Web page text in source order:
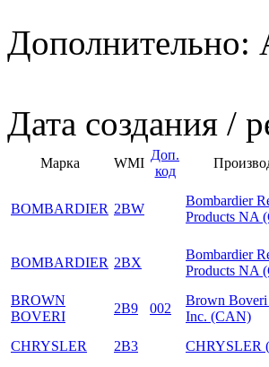
Дополнительно:
Дата создания /
Марка WMI
Доп.
код
BOMBARDIER 2BW
Bombardier
Products NA
BOMBARDIER 2BX
Bombardier
Products NA
BROWN
BOVERI
2B9 002
Brown Boveri
Inc. (CAN)
CHRYSLER
2B3 CHRYSLER